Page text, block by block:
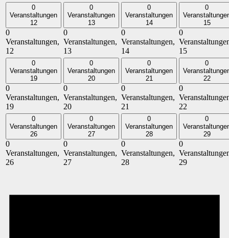
0
Veranstaltungen
12
0
Veranstaltungen,
12
0
Veranstaltungen
13
0
Veranstaltungen,
13
0
Veranstaltungen
14
0
Veranstaltungen,
14
0
15
0
15
0
Veranstaltungen
19
0
Veranstaltungen,
19
0
Veranstaltungen
20
0
Veranstaltungen,
20
0
Veranstaltungen
21
0
Veranstaltungen,
21
0
22
0
22
0
Veranstaltungen
26
0
Veranstaltungen,
26
0
Veranstaltungen
27
0
Veranstaltungen,
27
0
Veranstaltungen
28
0
Veranstaltungen,
28
0
29
0
29